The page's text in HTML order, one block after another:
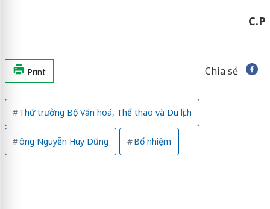
C.P
Print Chia sẻ
Thứ trưởng Bộ Văn hoá, Thể thao và Du lịch
ông Nguyễn Huy Dũng Bổ nhiệm